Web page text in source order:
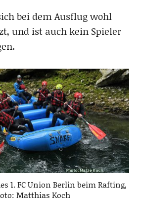
bei dem Ausflug wohl
und ist auch kein Spieler
1. FC Union Berlin beim Rafting,
Matthias Koch